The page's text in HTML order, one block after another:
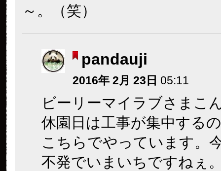
～。（笑）
pandauji
2016年 2月 23日 05:11
ビーリーマイラブさまこ
休園日は工事が集中する
こちらでやっています。
不発でいまいちですねぇ